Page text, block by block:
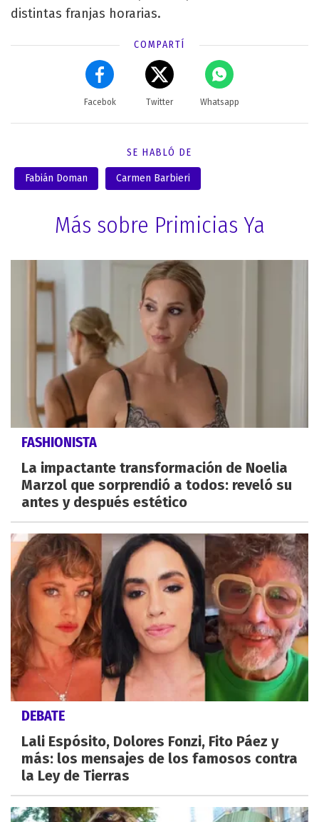
distintas franjas horarias.
COMPARTÍ
Facebok Twitter Whatsapp
SE HABLÓ DE
Fabián Doman Carmen Barbieri
Más sobre Primicias Ya
FASHIONISTA
La impactante transformación de Noelia
Marzol que sorprendió a todos: reveló su
antes y después estético
DEBATE
Lali Espósito, Dolores Fonzi, Fito Páez y
más: los mensajes de los famosos contra
la Ley de Tierras